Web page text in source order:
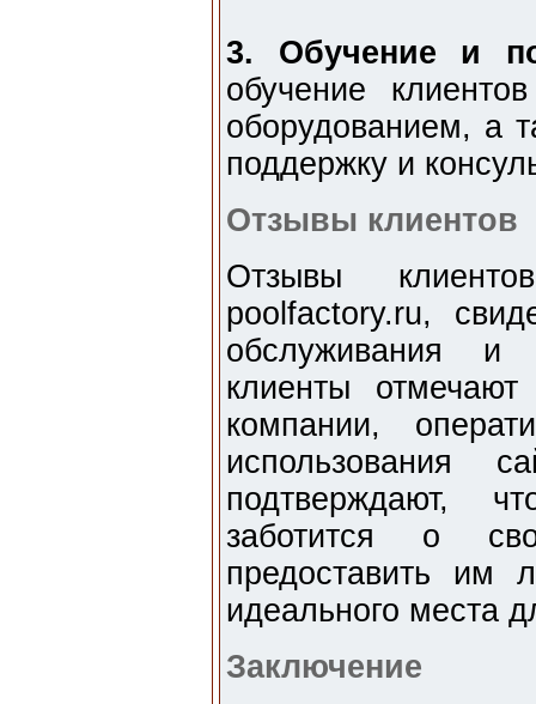
3. Обучение и
обучение
оборудованием, а
поддержку и
Отзывы клиентов
Отзывы
poolfactory.ru,
обслуживания и
клиенты отмечают
компании,
использования
подтверждают,
заботится о
предоставить им
идеального места
Заключение